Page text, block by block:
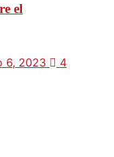
el
6, 2023 4